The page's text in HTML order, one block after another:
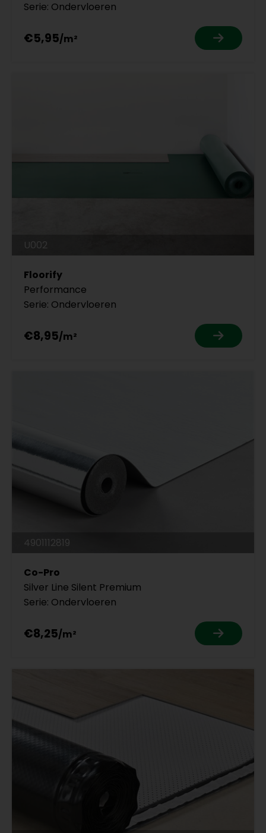
Serie: Ondervloeren
€5,95
U002
Floorify
Performance
Serie: Ondervloeren
€8,95
4901112819
Co-Pro
Silver Line Silent Premium
Serie: Ondervloeren
€8,25